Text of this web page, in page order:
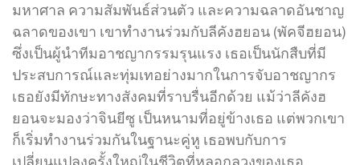
มหาศาล ความสัมพันธ์ส่วนตัว และความฉลาดอันชาญ
ฉลาดของเขา เขาทำงานร่วมกับลีคังฮยอน (พัคจีฮยอน)
ซึ่งเป็นผู้นำทีมอาชญากรรมรุนแรง เธอเป็นนักสืบที่มี
ประสบการณ์และทุ่มเทอย่างมากในการจับอาชญากร
เธอยังมีทักษะทางสังคมที่ราบรื่นอีกด้วย แม้ว่าลีคังฮ
ยอนจะมองว่าจินยีซู เป็นหนามที่อยู่ข้างเธอ แต่พวกเขา
ก็เริ่มทำงานร่วมกันในฐานะคู่หู เธอพบกับการ
เปลี่ยนแปลงครั้งใหญ่ในชีวิตที่หลอกลวงของเธอ